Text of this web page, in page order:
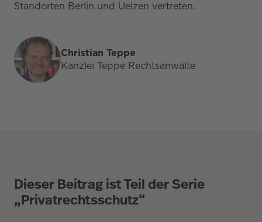
Standorten Berlin und Uelzen vertreten.
Christian Teppe
Kanzlei Teppe Rechtsanwälte
Dieser Beitrag ist Teil der Serie
„Privatrechtsschutz“